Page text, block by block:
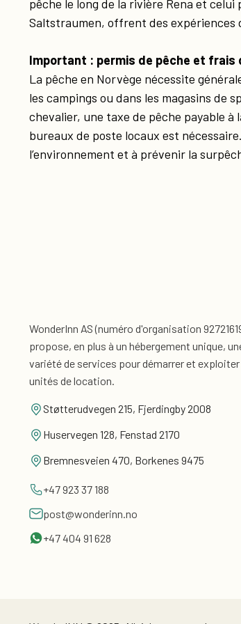
pêche le long de la rivière Rena et
Saltstraumen, offrent des expériences
Important : permis de pêche et frais
La pêche en Norvège nécessite
les campings ou dans les magasins de
chevalier, une taxe de pêche payable à
bureaux de poste locaux est
l’environnement et à prévenir la
WonderInn AS (numéro d'organisation
propose, en plus à un hébergement unique,
variété de services pourdémarrer et exploiter
unités de location.
Støtterudvegen 215, Fjerdingby 2008
Huservegen 128, Fenstad 2170
Bremnesveien 470, Borkenes 9475
+47 923 37 188
post@wonderinn.no
+47 404 91 628